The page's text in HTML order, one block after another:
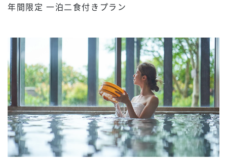
年間限定 一泊二食付きプラン